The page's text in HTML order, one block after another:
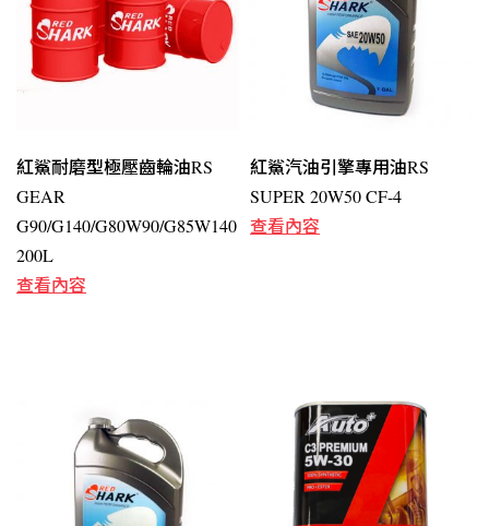
紅鯊耐磨型極壓齒輪油RS
GEAR
G90/G140/G80W90/G85W140
200L
查看內容
紅鯊汽油引擎專用油RS
SUPER 20W50 CF-4
查看內容